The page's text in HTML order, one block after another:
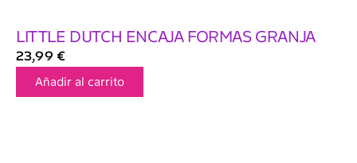
LITTLE DUTCH ENCAJA FORMAS GRANJA
23,99 €
Añadir al carrito